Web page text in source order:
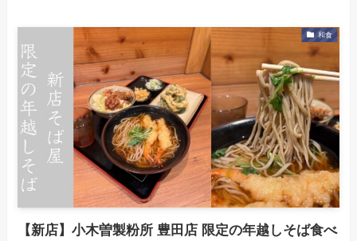
和食
【新店】小木曽製粉所 豊田店 限定の年越しそば食べ